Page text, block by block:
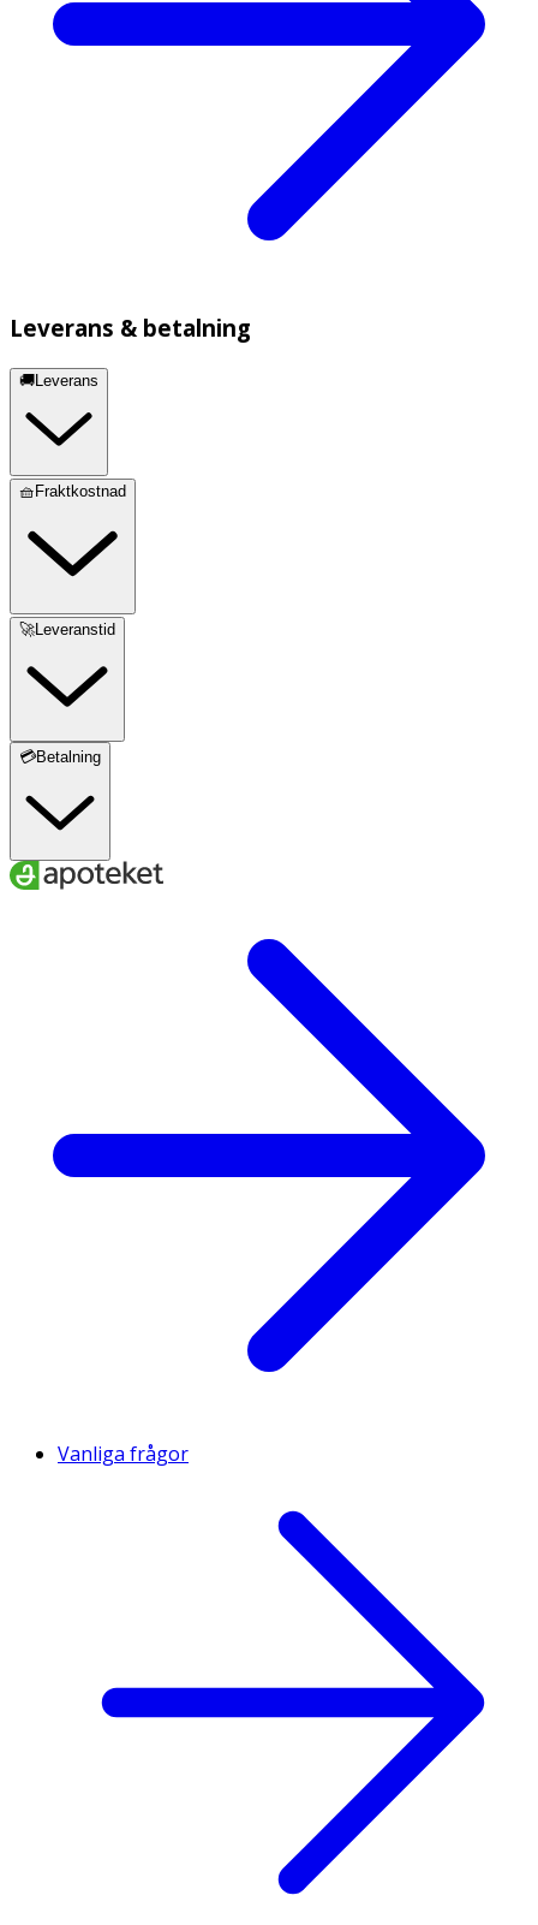
Leverans & betalning
🚚Leverans
🧺Fraktkostnad
🚀Leveranstid
💳Betalning
Vanliga frågor